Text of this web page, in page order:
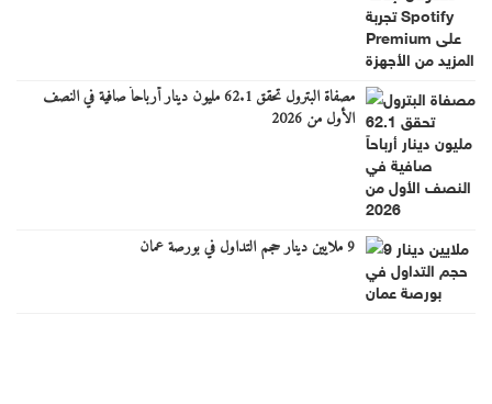
مصفاة البترول تحقق 62.1 مليون دينار أرباحاً صافية في النصف
الأول من 2026
9 ملايين دينار حجم التداول في بورصة عمان